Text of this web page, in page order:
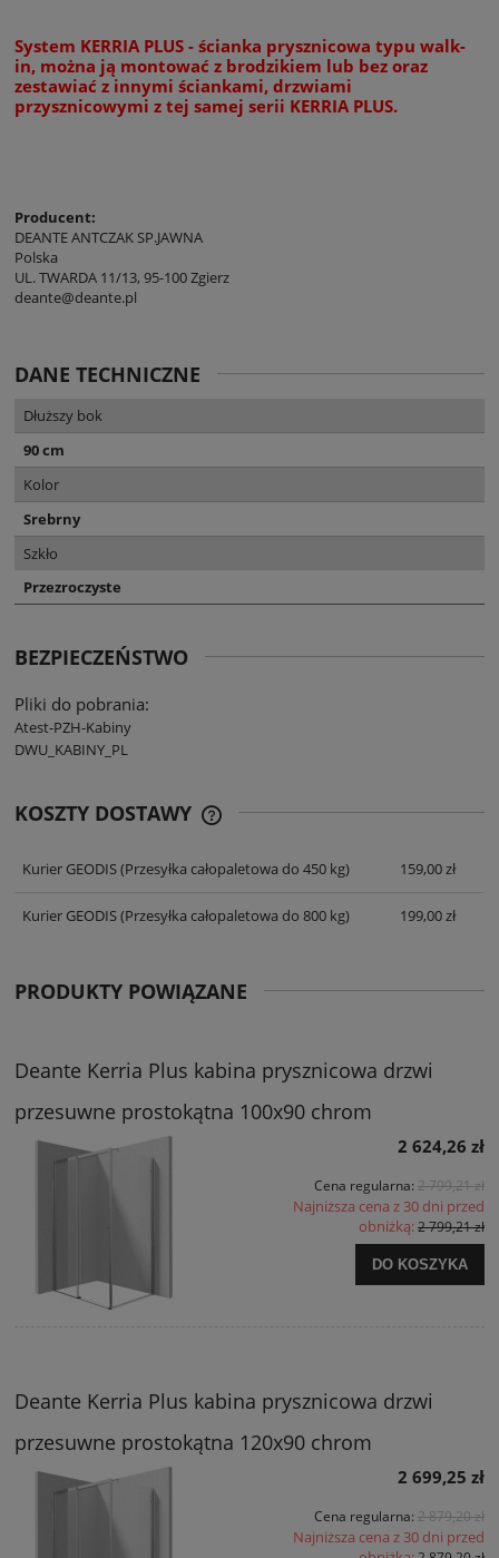
System KERRIA PLUS - ścianka prysznicowa typu walk-
in, można ją montować z brodzikiem lub bez oraz
zestawiać z innymi ściankami, drzwiami
przysznicowymi z tej samej serii KERRIA PLUS.
Producent:
DEANTE ANTCZAK SP.JAWNA
Polska
UL. TWARDA 11/13, 95-100 Zgierz
deante@deante.pl
DANE TECHNICZNE
Dłuższy bok
90 cm
Kolor
Srebrny
Szkło
Przezroczyste
BEZPIECZEŃSTWO
Pliki do pobrania:
Atest-PZH-Kabiny
DWU_KABINY_PL
KOSZTY DOSTAWY
Kurier GEODIS(Przesyłka całopaletowa do 450 kg) 159,00 zł
Kurier GEODIS(Przesyłka całopaletowa do 800 kg) 199,00 zł
PRODUKTY POWIĄZANE
Deante Kerria Plus kabina prysznicowa drzwi
przesuwne prostokątna 100x90 chrom
2 624,26 zł
Cena regularna: 2 799,21 zł
Najniższa cena z 30 dni przed
obniżką:2 799,21 zł
DO KOSZYKA
Deante Kerria Plus kabina prysznicowa drzwi
przesuwne prostokątna 120x90 chrom
2 699,25 zł
Cena regularna: 2 879,20 zł
Najniższa cena z 30 dni przed